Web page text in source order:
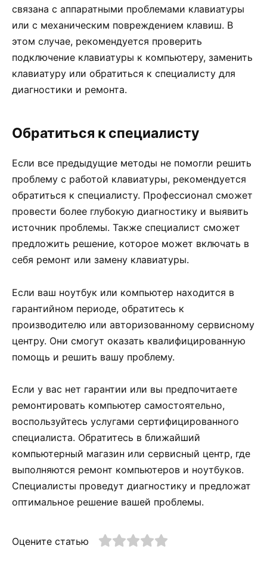
связана с аппаратными проблемами клавиатуры
или с механическим повреждением клавиш. В
этом случае, рекомендуется проверить
подключение клавиатуры к компьютеру, заменить
клавиатуру или обратиться к специалисту для
диагностики и ремонта.
Обратиться к специалисту
Если все предыдущие методы не помогли решить
проблему с работой клавиатуры, рекомендуется
обратиться к специалисту. Профессионал сможет
провести более глубокую диагностику и выявить
источник проблемы. Также специалист сможет
предложить решение, которое может включать в
себя ремонт или замену клавиатуры.
Если ваш ноутбук или компьютер находится в
гарантийном периоде, обратитесь к
производителю или авторизованному сервисному
центру. Они смогут оказать квалифицированную
помощь и решить вашу проблему.
Если у вас нет гарантии или вы предпочитаете
ремонтировать компьютер самостоятельно,
воспользуйтесь услугами сертифицированного
специалиста. Обратитесь в ближайший
компьютерный магазин или сервисный центр, где
выполняются ремонт компьютеров и ноутбуков.
Специалисты проведут диагностику и предложат
оптимальное решение вашей проблемы.
Оцените статью